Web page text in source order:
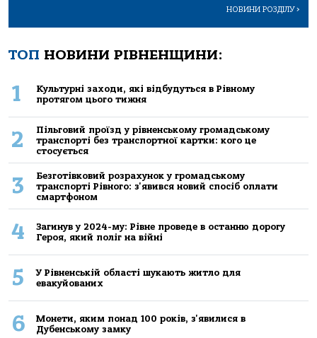
НОВИНИ РОЗДІЛУ>
ТОП НОВИНИ РІВНЕНЩИНИ:
1
Культурні заходи, які відбудуться в Рівному
протягом цього тижня
2
Пільговий проїзд у рівненському громадському
транспорті без транспортної картки: кого це
стосується
3
Безготівковий розрахунок у громадському
транспорті Рівного: з'явився новий спосіб оплати
смартфоном
4
Загинув у 2024-му: Рівне проведе в останню дорогу
Героя, який поліг на війні
5
У Рівненській області шукають житло для
евакуйованих
6
Монети, яким понад 100 років, з'явилися в
Дубенському замку